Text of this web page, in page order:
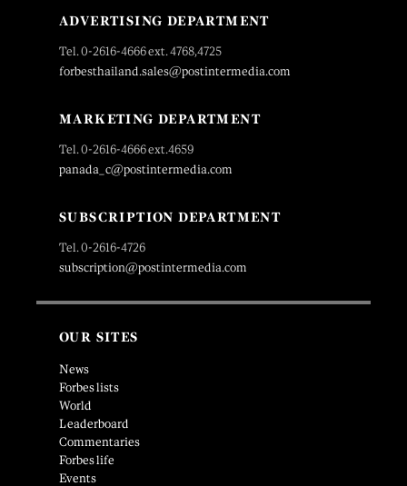
ADVERTISING DEPARTMENT
Tel. 0-2616-4666 ext. 4768,4725
forbesthailand.sales@postintermedia.com
MARKETING DEPARTMENT
Tel. 0-2616-4666 ext.4659
panada_c@postintermedia.com
SUBSCRIPTION DEPARTMENT
Tel. 0-2616-4726
subscription@postintermedia.com
OUR SITES
News
Forbes lists
World
Leaderboard
Commentaries
Forbes life
Events